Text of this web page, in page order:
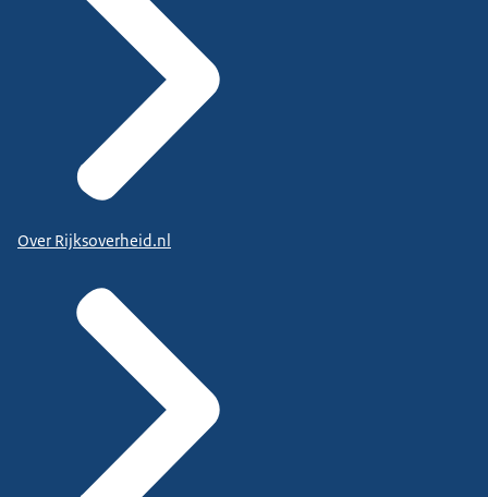
Over Rijksoverheid.nl